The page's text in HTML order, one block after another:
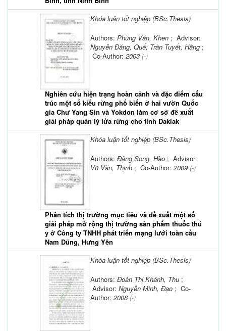
Khóa luận tốt nghiệp (BSc.Thesis)
Nghiên cứu hiện trạng hoàn cảnh và đặc điểm cấu
trúc một số kiểu rừng phổ biến ở hai vườn Quốc
gia Chư Yang Sin và Yokdon làm cơ sở đề xuất
giải pháp quản lý lửa rừng cho tỉnh Daklak
Authors: Phùng Văn, Khen ; Advisor:
Nguyễn Đăng, Quế; Trần Tuyết, Hằng ;
Co-Author: 2003 (-)
Khóa luận tốt nghiệp (BSc.Thesis)
Phân tích thị trường mục tiêu và đề xuất một số
giải pháp mở rộng thị trường sản phẩm thuốc thú
y ở Công ty TNHH phát triển mạng lưới toàn cầu
Nam Dũng, Hưng Yên
Authors: Đặng Song, Hào ; Advisor:
Vũ Văn, Thịnh ; Co-Author: 2009 (-)
Khóa luận tốt nghiệp (BSc.Thesis)
Authors: Đoàn Thị Khánh, Thu ;
Advisor: Nguyễn Minh, Đạo ; Co-
Author: 2008 (-)